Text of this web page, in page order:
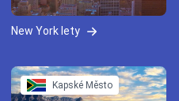
New York lety
Kapské Město